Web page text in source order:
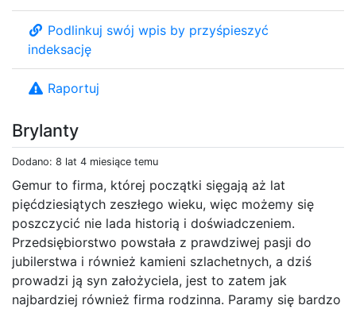
Brylanty
Dodano: 8 lat 4 miesiące temu
Gemur to firma, której początki sięgają aż lat
pięćdziesiątych zeszłego wieku, więc możemy się
poszczycić nie lada historią i doświadczeniem.
Przedsiębiorstwo powstała z prawdziwej pasji do
jubilerstwa i również kamieni szlachetnych, a dziś
prowadzi ją syn założyciela, jest to zatem jak
najbardziej również firma rodzinna. Paramy się bardzo
Podlinkuj swój wpis by przyśpieszyć
indeksację
Raportuj